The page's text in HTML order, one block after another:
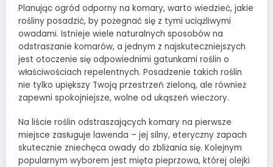
Planując ogród odporny na komary, warto wiedzieć, jakie
rośliny posadzić, by pożegnać się z tymi uciążliwymi
owadami. Istnieje wiele naturalnych sposobów na
odstraszanie komarów, a jednym z najskuteczniejszych
jest otoczenie się odpowiednimi gatunkami roślin o
właściwościach repelentnych. Posadzenie takich roślin
nie tylko upiększy Twoją przestrzeń zieloną, ale również
zapewni spokojniejsze, wolne od ukąszeń wieczory.
Na liście roślin odstraszających komary na pierwsze
miejsce zasługuje lawenda – jej silny, eteryczny zapach
skutecznie zniechęca owady do zbliżania się. Kolejnym
popularnym wyborem jest mięta pieprzowa, której olejki